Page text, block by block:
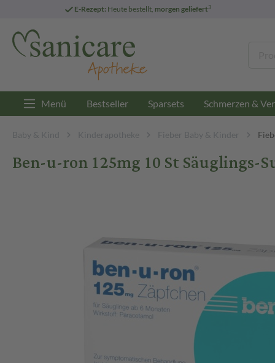
E-Rezept: Heute bestellt, morgen geliefert3
Menü Bestseller Sparsets Schmerzen &
Baby & Kind Kinderapotheke Fieber Baby & Kinder
Ben-u-ron 125mg 10 St Säuglings-